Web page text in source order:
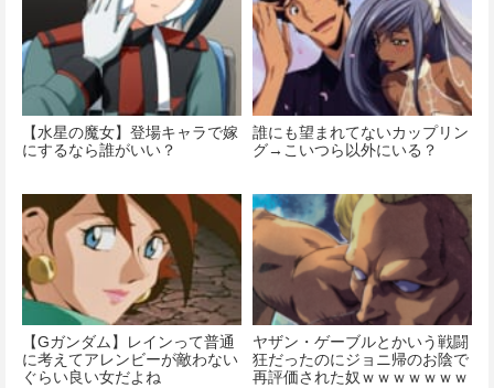
【水星の魔女】登場キャラで嫁
にするなら誰がいい？
誰にも望まれてないカップリン
グ→こいつら以外にいる？
【Gガンダム】レインって普通
に考えてアレンビーが敵わない
ぐらい良い女だよね
ヤザン・ゲーブルとかいう戦闘
狂だったのにジョニ帰のお陰で
再評価された奴ｗｗｗｗｗｗｗ